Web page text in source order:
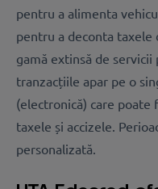
pentru a alimenta
pentru a deconta taxele
gamă extinsă de
tranzacțiile apar pe o
(electronică) care
taxele și accizele.
personalizată.